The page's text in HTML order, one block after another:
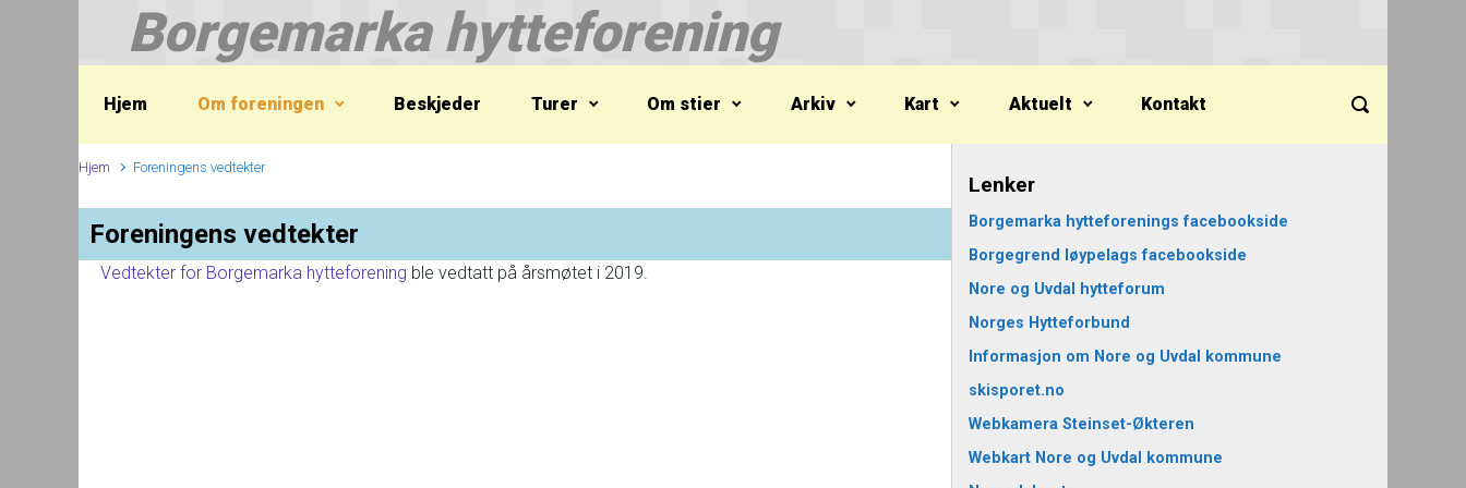
Skip to main contentBorgemarka hytteforening
Hjem Om foreningen Beskjeder Turer Om stier Arkiv Kart Aktuelt Kontakt
Hjem Foreningens vedtekter
Foreningens vedtekter
Vedtekter for Borgemarka hytteforening ble vedtatt på årsmøtet i 2019.
Lenker
Borgemarka hytteforenings facebookside
Borgegrend løypelags facebookside
Nore og Uvdal hytteforum
Norges Hytteforbund
Informasjon om Nore og Uvdal kommune
skisporet.no
Webkamera Steinset-Økteren
Webkart Nore og Uvdal kommune